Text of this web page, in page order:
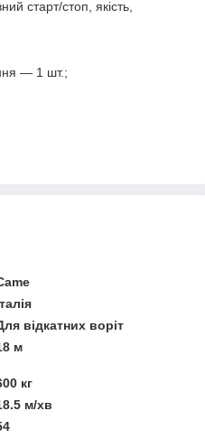
старт/стоп, якість,
— 1 шт.;
відкатних воріт
м
кг
м/хв